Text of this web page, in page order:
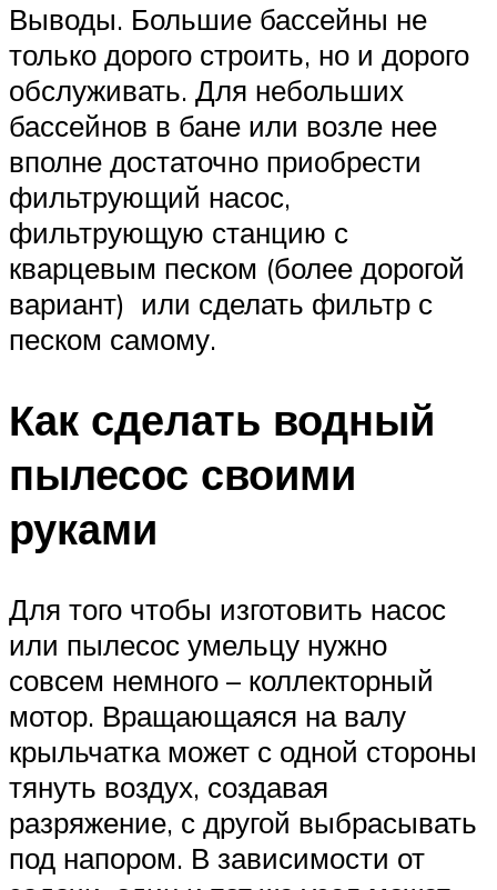
Выводы. Большие бассейны не
только дорого строить, но и дорого
обслуживать. Для небольших
бассейнов в бане или возле нее
вполне достаточно приобрести
фильтрующий насос,
фильтрующую станцию с
кварцевым песком (более дорогой
вариант) или сделать фильтр с
песком самому.
Как сделать водный
пылесос своими
руками
Для того чтобы изготовить насос
или пылесос умельцу нужно
совсем немного – коллекторный
мотор. Вращающаяся на валу
крыльчатка может с одной стороны
тянуть воздух, создавая
разряжение, с другой выбрасывать
под напором. В зависимости от